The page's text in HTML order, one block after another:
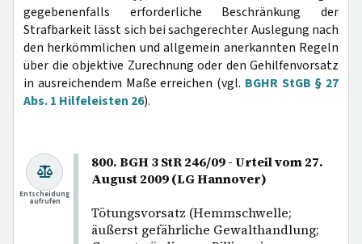
gegebenenfalls erforderliche Beschränkung der
Strafbarkeit lässt sich bei sachgerechter Auslegung nach
den herkömmlichen und allgemein anerkannten Regeln
über die objektive Zurechnung oder den Gehilfenvorsatz
in ausreichendem Maße erreichen (vgl. BGHR StGB § 27
Abs. 1 Hilfeleisten 26).
800. BGH 3 StR 246/09 - Urteil vom 27.
August 2009 (LG Hannover)
Tötungsvorsatz (Hemmschwelle;
äußerst gefährliche Gewalthandlung;
Entscheidung
aufrufen